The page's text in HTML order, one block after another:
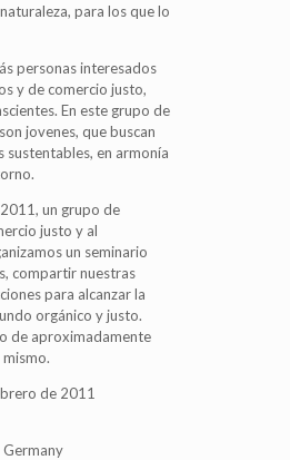
para los que lo
personas interesados
y de comercio justo,
En este grupo de
jovenes, que buscan
sustentables, en armonía
un grupo de
justo y al
un seminario
compartir nuestras
para alcanzar la
orgánico y justo.
de aproximadamente
de 2011